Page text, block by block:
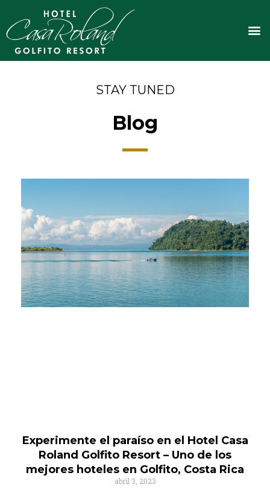
contenido
STAY TUNED
Blog
Experimente el paraíso en el Hotel Casa
Roland Golfito Resort – Uno de los
mejores hoteles en Golfito, Costa Rica
abril 3, 2023